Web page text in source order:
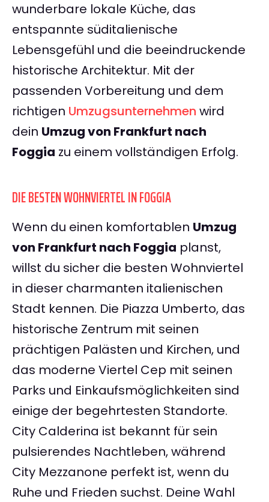
wunderbare lokale Küche, das
entspannte süditalienische
Lebensgefühl und die beeindruckende
historische Architektur. Mit der
passenden Vorbereitung und dem
richtigen Umzugsunternehmen wird
dein Umzug von Frankfurt nach
Foggia zu einem vollständigen Erfolg.
DIE BESTEN WOHNVIERTEL IN FOGGIA
Wenn du einen komfortablen Umzug
von Frankfurt nach Foggia planst,
willst du sicher die besten Wohnviertel
in dieser charmanten italienischen
Stadt kennen. Die Piazza Umberto, das
historische Zentrum mit seinen
prächtigen Palästen und Kirchen, und
das moderne Viertel Cep mit seinen
Parks und Einkaufsmöglichkeiten sind
einige der begehrtesten Standorte.
City Calderina ist bekannt für sein
pulsierendes Nachtleben, während
City Mezzanone perfekt ist, wenn du
Ruhe und Frieden suchst. Deine Wahl